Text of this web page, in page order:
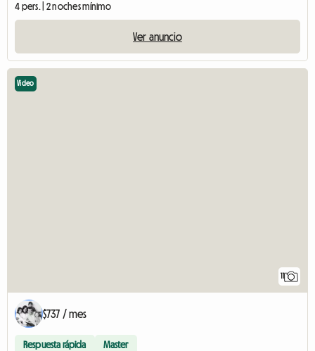
4 pers. | 2 noches mínimo
Ver anuncio
Video
$737 / mes
Respuesta rápida Master